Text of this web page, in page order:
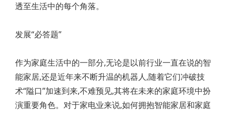
透至生活中的每个角落。
发展“必答题”
作为家庭生活中的一部分,无论是以前行业一直在说的智
能家居,还是近年来不断升温的机器人,随着它们冲破技
术“隘口”加速到来,不难预见,其将在未来的家庭环境中扮
演重要角色。对于家电业来说,如何拥抱智能家居和家庭